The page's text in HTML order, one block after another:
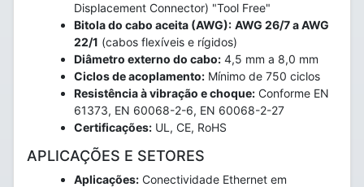
Displacement Connector) "Tool Free"
Bitola do cabo aceita (AWG): AWG 26/7 a AWG
22/1 (cabos flexíveis e rígidos)
Diâmetro externo do cabo: 4,5 mm a 8,0 mm
Ciclos de acoplamento: Mínimo de 750 ciclos
Resistência à vibração e choque: Conforme EN
61373, EN 60068-2-6, EN 60068-2-27
Certificações: UL, CE, RoHS
APLICAÇÕES E SETORES
Aplicações: Conectividade Ethernet em